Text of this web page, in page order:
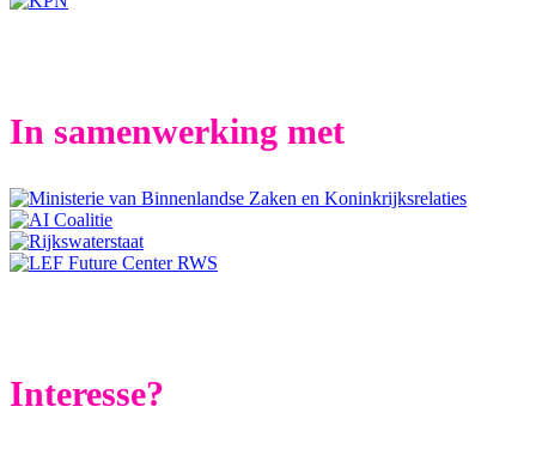
In samenwerking met
Interesse?